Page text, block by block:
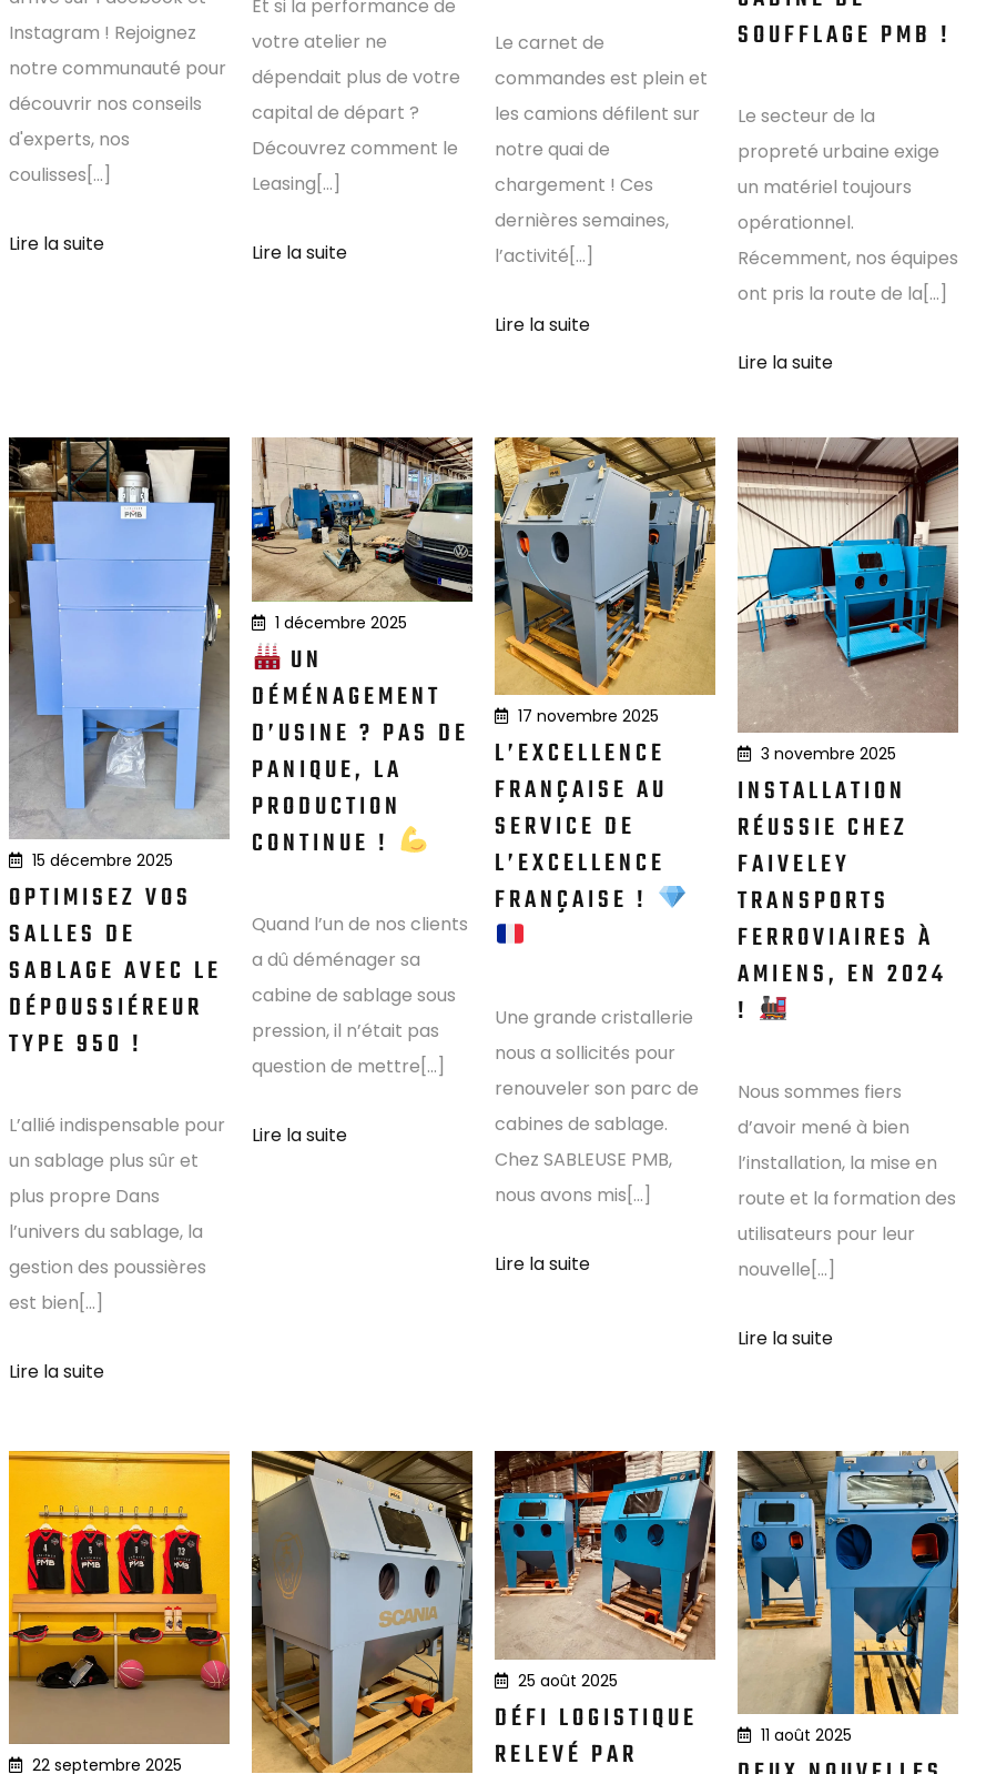
Instagram ! Rejoignez
notre communauté pour
découvrir nos conseils
d'experts, nos
coulisses[...]
Lire la suite
Et si la performance de
votre atelier ne
dépendait plus de votre
capital de départ ?
Découvrez comment le
Leasing[...]
Lire la suite
Le carnet de
commandes est plein et
les camions défilent sur
notre quai de
chargement ! Ces
dernières semaines,
l’activité[...]
Lire la suite
SOUFFLAGE PMB !
Le secteur de la
propreté urbaine exige
un matériel toujours
opérationnel.
Récemment, nos équipes
ont pris la route de la[...]
Lire la suite
15 décembre 2025
OPTIMISEZ VOS
SALLES DE
SABLAGE AVEC LE
DÉPOUSSIÉREUR
TYPE 950 !
L’allié indispensable pour
un sablage plus sûr et
plus propre Dans
l’univers du sablage, la
gestion des poussières
est bien[...]
Lire la suite
1 décembre 2025
UN
DÉMÉNAGEMENT
D’USINE ? PAS DE
PANIQUE, LA
PRODUCTION
CONTINUE !
Quand l’un de nos clients
a dû déménager sa
cabine de sablage sous
pression, il n’était pas
question de mettre[...]
Lire la suite
17 novembre 2025
L’EXCELLENCE
FRANÇAISE AU
SERVICE DE
L’EXCELLENCE
FRANÇAISE !
Une grande cristallerie
nous a sollicités pour
renouveler son parc de
cabines de sablage.
Chez SABLEUSE PMB,
nous avons mis[...]
Lire la suite
3 novembre 2025
INSTALLATION
RÉUSSIE CHEZ
FAIVELEY
TRANSPORTS
FERROVIAIRES À
AMIENS, EN 2024
!
Nous sommes fiers
d’avoir mené à bien
l’installation, la mise en
route et la formation des
utilisateurs pour leur
nouvelle[...]
Lire la suite
22 septembre 2025
25 août 2025
DÉFI LOGISTIQUE
RELEVÉ PAR
11 août 2025